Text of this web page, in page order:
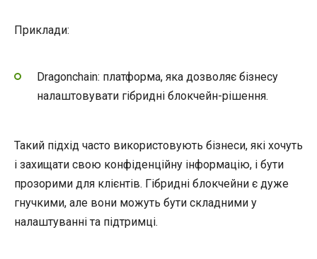
Приклади:
Dragonchain: платформа, яка дозволяє бізнесу
налаштовувати гібридні блокчейн-рішення.
Такий підхід часто використовують бізнеси, які хочуть
і захищати свою конфіденційну інформацію, і бути
прозорими для клієнтів. Гібридні блокчейни є дуже
гнучкими, але вони можуть бути складними у
налаштуванні та підтримці.